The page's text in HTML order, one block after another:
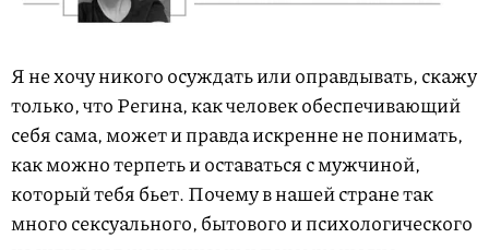
Я не хочу никого осуждать или оправдывать, скажу
только, что Регина, как человек обеспечивающий
себя сама, может и правда искренне не понимать,
как можно терпеть и оставаться с мужчиной,
который тебя бьет. Почему в нашей стране так
много сексуального, бытового и психологического